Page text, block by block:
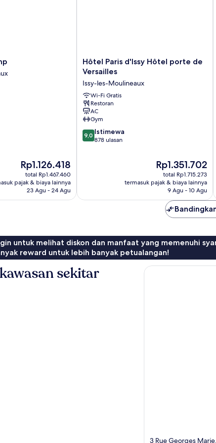
Harga
sekarang
Rp1.126.418
Rp1.126.418
total Rp1.467.460
pajak & biaya lainnya
23 Agu - 24 Agu
Hôtel
Paris
Hôtel
porte
de
Versailles
Issy-
les-
Moulineaux
Hôtel Paris d'Issy Hôtel porte de
Versailles
Issy-les-Moulineaux
Wi-Fi Gratis
Restoran
AC
Gym
9.0
dari
9,0 Istimewa
878 ulasan
Harga
sekarang
Rp1.351.702
Rp1.351.702
total Rp1.715.273
termasuk pajak & biaya lainnya
9 Agu - 10 Agu
untuk melihat diskon dan manfaat yang memenuhi
reward untuk lebih banyak petualangan!
sekitar
3 Rue Georges